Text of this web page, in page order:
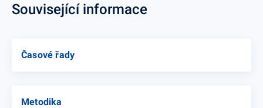
Související informace
Časové řady
Metodika